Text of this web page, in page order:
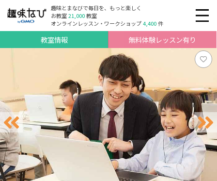
趣味とまなびで毎日を、もっと楽しく
お教室21,000教室
オンラインレッスン・ワークショップ4,400件
教室情報 無料体験レッスン有り